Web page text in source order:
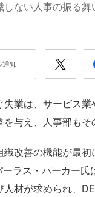
ない人事の振る舞
通知
業は、サービス業
与え、人事部もそ
改善の機能が最
ラス・パーカー
材が求められ、